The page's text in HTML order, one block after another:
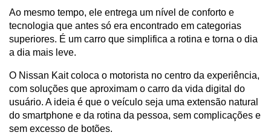
Ao mesmo tempo, ele entrega um nível de conforto e
tecnologia que antes só era encontrado em categorias
superiores. É um carro que simplifica a rotina e torna o dia
a dia mais leve.
O Nissan Kait coloca o motorista no centro da experiência,
com soluções que aproximam o carro da vida digital do
usuário. A ideia é que o veículo seja uma extensão natural
do smartphone e da rotina da pessoa, sem complicações e
sem excesso de botões.